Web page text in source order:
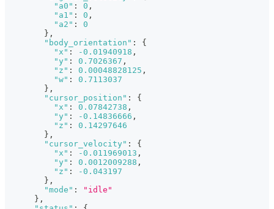
"a0" : 0 ,
"a1" : 0 ,
"a2" :
0
} ,
"body_orientation" :
{
"x" : -0.01940918 ,
"y" : 0.7026367 ,
"z" : 0.00048828125 ,
"w" :
0.7113037
} ,
"cursor_position" :
{
"x" : 0.07842738 ,
"y" : -0.14836666 ,
"z" :
0.14297646
} ,
"cursor_velocity" :
{
"x" : -0.011969013 ,
"y" : 0.0012009288 ,
"z" :
-0.043197
} ,
"mode" :
"idle"
} ,